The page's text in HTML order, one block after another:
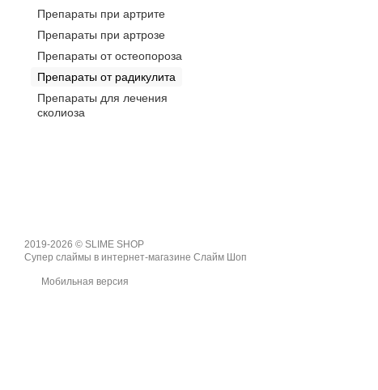
Препараты при артрите
Препараты при артрозе
Препараты от остеопороза
Препараты от радикулита
Препараты для лечения
сколиоза
2019-2026 © SLIME SHOP
Супер слаймы в интернет-магазине Слайм Шоп
Мобильная версия